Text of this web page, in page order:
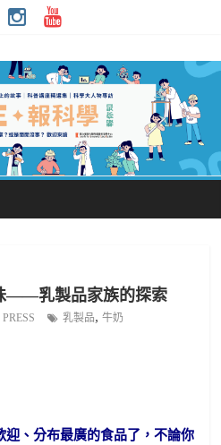
——乳製品家族的探索
乳製品,牛奶
迎、分布最廣的食品了，不論你